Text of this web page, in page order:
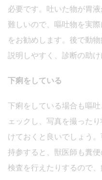
必要です。吐いた物が胃
難しいので、嘔吐物を実
をお勧めします。後で動
説明しやすく、診断の助け
下痢をしている
下痢をしている場合も嘔
ェックし、写真を撮った
けておくと良いでしょう
持参すると、獣医師も糞
検査を行えたりするので